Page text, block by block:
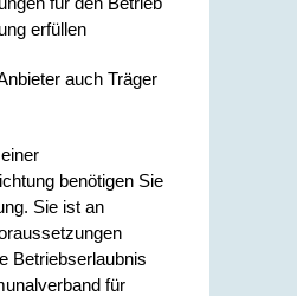
erfüllen
auch Träger
benötigen Sie
Sie ist an
Betriebserlaubnis
für